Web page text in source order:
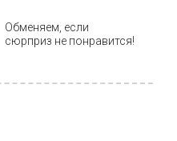
Обменяем, если
сюрприз не понравится!